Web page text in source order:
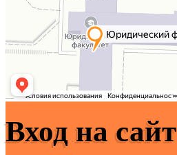
Вход на сайт